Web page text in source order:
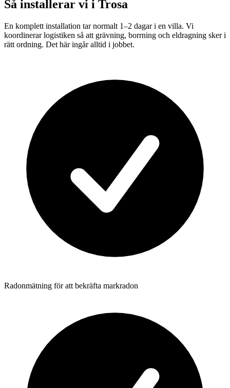
Så installerar vi i Trosa
En komplett installation tar normalt 1–2 dagar i en villa. Vi
koordinerar logistiken så att grävning, borrning och eldragning sker i
rätt ordning. Det här ingår alltid i jobbet.
Radonmätning för att bekräfta markradon